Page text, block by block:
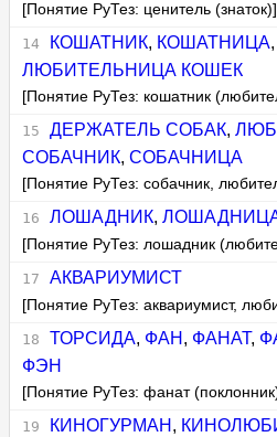
[Понятие РуТез: ценитель (знаток)]
КОШАТНИК, КОШАТНИЦА,
ЛЮБИТЕЛЬНИЦА КОШЕК
[Понятие РуТез: кошатник
ДЕРЖАТЕЛЬ СОБАК,
СОБАЧНИК,СОБАЧНИЦА
[Понятие РуТез: собачник,
ЛОШАДНИК,
[Понятие РуТез: лошадник
АКВАРИУМИСТ
[Понятие РуТез: аквариумист,
ТОРСИДА, ФАН , ФАНАТ,
ФЭН
[Понятие РуТез: фанат
КИНОГУРМАН ,